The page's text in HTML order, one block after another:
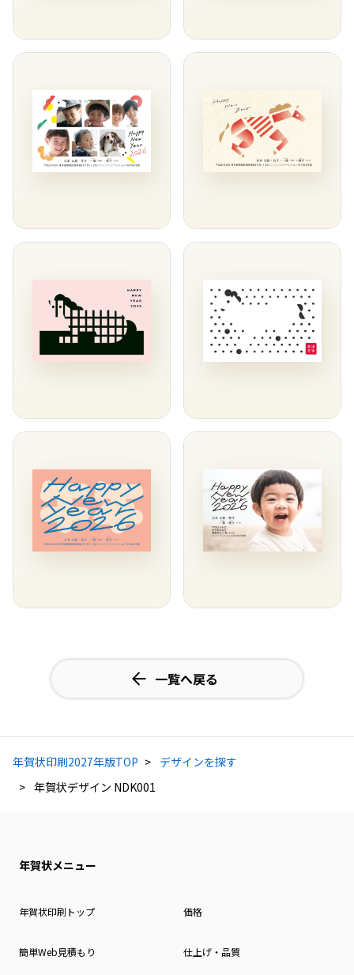
一覧へ戻る
年賀状印刷2027年版TOP
デザインを探す
年賀状デザイン NDK001
年賀状メニュー
年賀状印刷トップ 価格
簡単Web見積もり 仕上げ・品質